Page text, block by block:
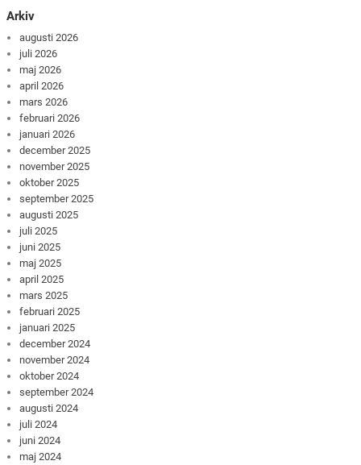
Arkiv
augusti 2026
juli 2026
maj 2026
april 2026
mars 2026
februari 2026
januari 2026
december 2025
november 2025
oktober 2025
september 2025
augusti 2025
juli 2025
juni 2025
maj 2025
april 2025
mars 2025
februari 2025
januari 2025
december 2024
november 2024
oktober 2024
september 2024
augusti 2024
juli 2024
juni 2024
maj 2024